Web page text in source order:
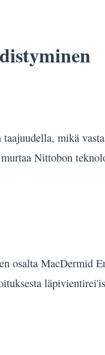
mikä
Nittobon
osalta MacDermid